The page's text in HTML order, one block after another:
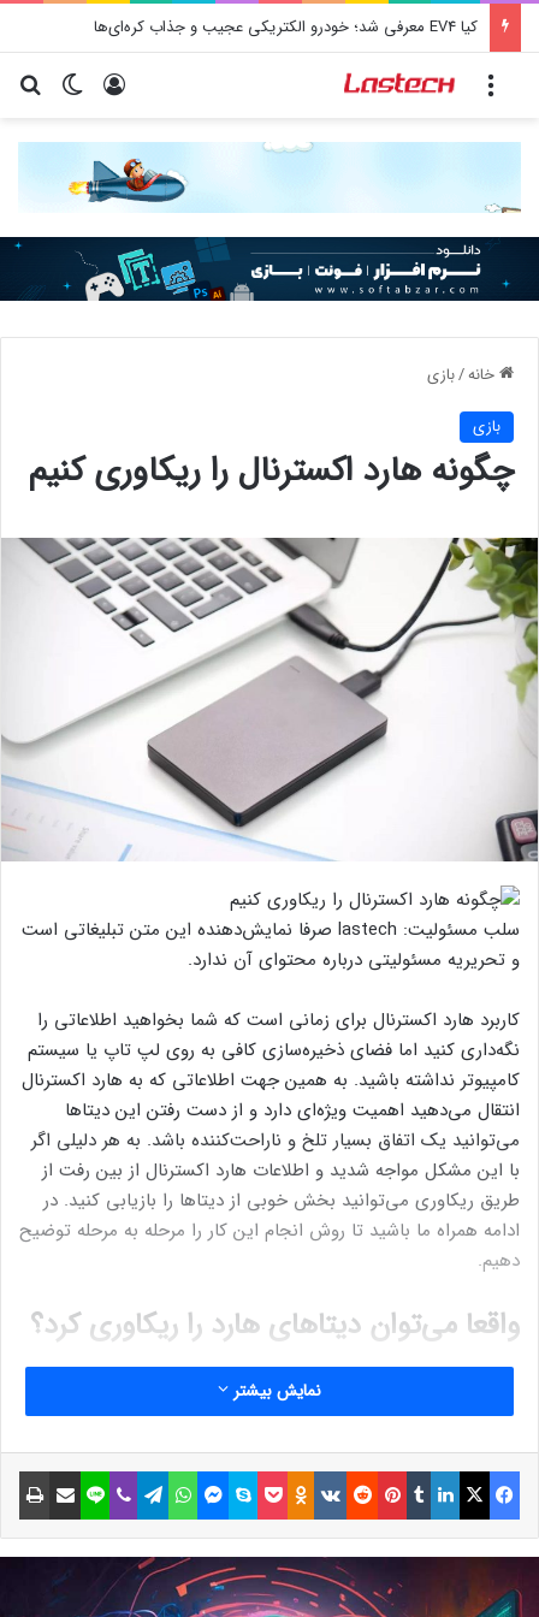
کیا EV4 معرفی شد؛ خودرو الکتریکی عجیب و جذاب کره‌ای‌ها
تغییر ورود
خانه/بازی
بازی
چگونه هارد اکسترنال را ریکاوری کنیم
سلب مسئولیت: lastech صرفا نمایش‌دهنده این متن تبلیغاتی است
و تحریریه مسئولیتی درباره محتوای آن ندارد.
کاربرد هارد اکسترنال برای زمانی است که شما بخواهید اطلاعاتی را
نگه‌داری کنید اما فضای ذخیره‌سازی کافی به روی لپ تاپ یا سیستم
کامپیوتر نداشته باشید. به همین جهت اطلاعاتی که به هارد اکسترنال
انتقال می‌دهید اهمیت ویژه‌ای دارد و از دست رفتن این دیتاها
می‌توانید یک اتفاق بسیار تلخ و ناراحت‌کننده باشد. به هر دلیلی اگر
با این مشکل مواجه شدید و اطلاعات هارد اکسترنال از بین رفت از
طریق ریکاوری می‌توانید بخش خوبی از دیتاها را بازیابی کنید. در
ادامه همراه ما باشید تا روش انجام این کار را مرحله به مرحله توضیح
دهیم.
واقعا می‌توان دیتاهای هارد را ریکاوری کرد؟
به طور کلی بله، شما امکان خواهید داشت تا دیتاهای حذف شده از
هارد را فارغ از قیمت هارد اکسترنال، ریکاوری کنید. البته هیچ
دیتاهای ریکاوری شده به عوامل زیادی از جمله مدت زمان گذشته از
حذف شدن اطلاعات بستگی دارد.
دلیل امکان‌پذیر بودن ریکاوری این است که دیتاهای حذف شده بعد
از حذف هم به صورت فیزیکی به روی هارد باقی می‌مانند و شما در
نمایش بیشتر
فیسبوک ایکس لینکداین تامبلر پینتریست Reddit
VKontakte
Odnoklassniki پاکت اسکایپ مسنجر واتس آپ تلگرام وایبر لاین اشتراک گذاری با ایمیل